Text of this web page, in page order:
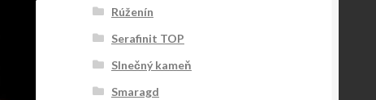
Rúženín
Serafinit TOP
Slnečný kameň
Smaragd